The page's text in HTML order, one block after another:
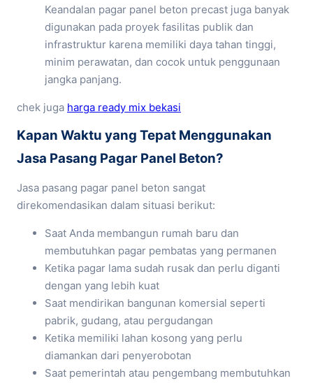
Keandalan pagar panel beton precast juga banyak
digunakan pada proyek fasilitas publik dan
infrastruktur karena memiliki daya tahan tinggi,
minim perawatan, dan cocok untuk penggunaan
jangka panjang.
chek juga harga ready mix bekasi
Kapan Waktu yang Tepat Menggunakan
Jasa Pasang Pagar Panel Beton?
Jasa pasang pagar panel beton sangat
direkomendasikan dalam situasi berikut:
Saat Anda membangun rumah baru dan
membutuhkan pagar pembatas yang permanen
Ketika pagar lama sudah rusak dan perlu diganti
dengan yang lebih kuat
Saat mendirikan bangunan komersial seperti
pabrik, gudang, atau pergudangan
Ketika memiliki lahan kosong yang perlu
diamankan dari penyerobotan
Saat pemerintah atau pengembang membutuhkan